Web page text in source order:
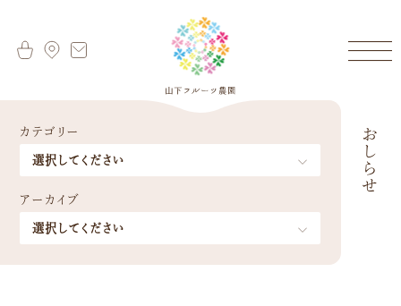
おしらせ
カテゴリー
アーカイブ